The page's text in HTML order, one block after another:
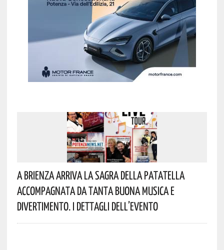
A Brienza Arriva La Sagra Della Patatella
Accompagnata Da Tanta Buona Musica E
Divertimento. I Dettagli Dell’evento